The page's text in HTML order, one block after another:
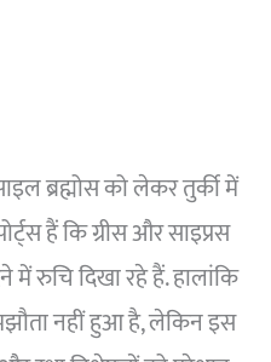
ब्रह्मोस को लेकर तुर्की में
हैं कि ग्रीस और साइप्रस
में रुचि दिखा रहे हैं. हालांकि
नहीं हुआ है, लेकिन इस